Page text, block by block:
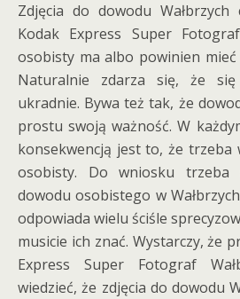
Zdjęcia do dowodu
Kodak Express Super
osobisty ma albo powinien mieć
Naturalnie zdarza się, że
ukradnie. Bywa też tak, że
prostu swoją ważność. W
konsekwencją jest to, że trzeba
osobisty. Do wniosku trzeba
dowodu osobistego w
odpowiada wielu ściśle
musicie ich znać. Wystarczy, że
Express Super Fotograf
wiedzieć, że zdjęcia do dowodu